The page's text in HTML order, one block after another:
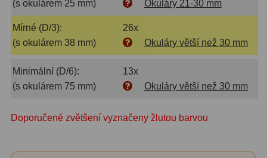
Dálkoměry a Noční vidění
Dálkoměry9
Noční vidění
(s okulárem 25 mm)
Okuláry 21-30 mm
Mírné (D/3):
26x
(s okulárem 38 mm)
Okuláry větší než 30 mm
Minimální (D/6):
13x
(s okulárem 75 mm)
Okuláry větší než 30 mm
Doporučené zvětšení vyznačeny žlutou barvou